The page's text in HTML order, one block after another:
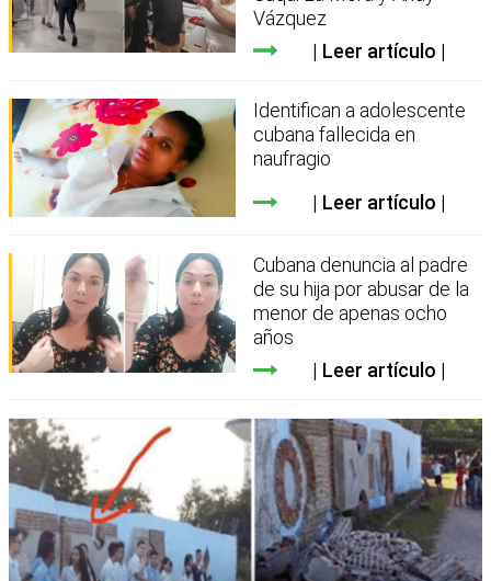
Vázquez
Leer artículo
Identifican a adolescente
cubana fallecida en
naufragio
Leer artículo
Cubana denuncia al padre
de su hija por abusar de la
menor de apenas ocho
años
Leer artículo